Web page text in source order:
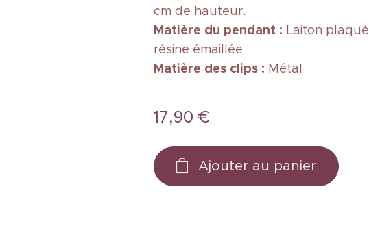
cm de hauteur.
Matière du pendant : Laiton plaqué
résine émaillée
Matière des clips : Métal
17,90 €
Ajouter au panier